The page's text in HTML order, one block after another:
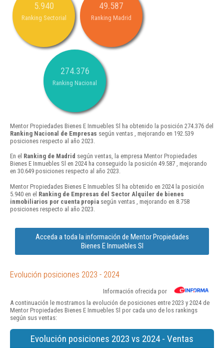
5.940
Ranking Sectorial
49.587
Ranking Madrid
274.376
Ranking Nacional
Mentor Propiedades Bienes E Inmuebles Sl ha obtenido la posición 274.376 del
Ranking Nacional de Empresas según ventas , mejorando en 192.539
posiciones respecto al año 2023.
En el Ranking de Madrid según ventas, la empresa Mentor Propiedades
Bienes E Inmuebles Sl en 2024 ha conseguido la posición 49.587 , mejorando
en 30.649 posiciones respecto al año 2023.
Mentor Propiedades Bienes E Inmuebles Sl ha obtenido en 2024 la posición
5.940 en el Ranking de Empresas del Sector Alquiler de bienes
inmobiliarios por cuenta propia según ventas , mejorando en 8.758
posiciones respecto al año 2023.
Acceda a toda la información de Mentor Propiedades
Bienes E Inmuebles Sl
Evolución posiciones 2023 - 2024
Información ofrecida por
A continuación le mostramos la evolución de posiciones entre 2023 y 2024 de
Mentor Propiedades Bienes E Inmuebles Sl por cada uno de los rankings
según sus ventas:
Evolución posiciones 2023 vs 2024 - Ventas